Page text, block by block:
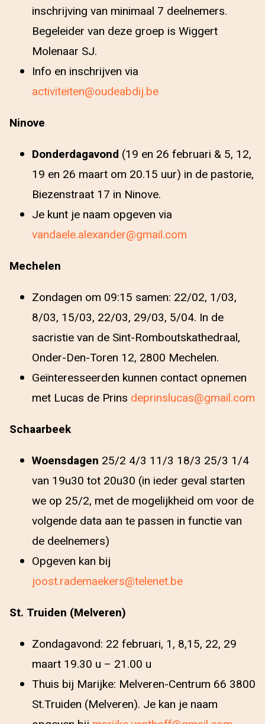
inschrijving van minimaal 7 deelnemers.
Begeleider van deze groep is Wiggert
Molenaar SJ.
Info en inschrijven via
activiteiten@oudeabdij.be
Ninove
Donderdagavond (19 en 26 februari & 5, 12,
19 en 26 maart om 20.15 uur) in de pastorie,
Biezenstraat 17 in Ninove.
Je kunt je naam opgeven via
vandaele.alexander@gmail.com
Mechelen
Zondagen om 09:15 samen: 22/02, 1/03,
8/03, 15/03, 22/03, 29/03, 5/04. In de
sacristie van de Sint-Romboutskathedraal,
Onder-Den-Toren 12, 2800 Mechelen.
Geïnteresseerden kunnen contact opnemen
met Lucas de Prins deprinslucas@gmail.com
Schaarbeek
Woensdagen 25/2 4/3 11/3 18/3 25/3 1/4
van 19u30 tot 20u30 (in ieder geval starten
we op 25/2, met de mogelijkheid om voor de
volgende data aan te passen in functie van
de deelnemers)
Opgeven kan bij
joost.rademaekers@telenet.be
St. Truiden (Melveren)
Zondagavond: 22 februari, 1, 8,15, 22, 29
maart 19.30 u – 21.00 u
Thuis bij Marijke: Melveren-Centrum 66 3800
St.Truiden (Melveren). Je kan je naam